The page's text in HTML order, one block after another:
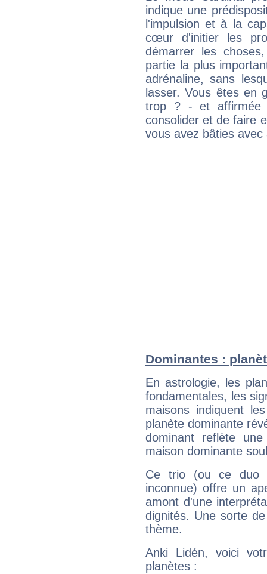
indique une
l'impulsion et à la
cœur d'initier les
démarrer les
partie la plus
adrénaline, sans
lasser. Vous êtes en
trop ? - et affirmée
consolider et de faire
vous avez bâties avec
Dominantes :
En astrologie, les
fondamentales, les
maisons indiquent
planète dominante
dominant reflète
maison dominante
Ce trio (ou ce duo
inconnue) offre un
amont d'une
dignités. Une sorte
thème.
Anki Lidén, voici
planètes :